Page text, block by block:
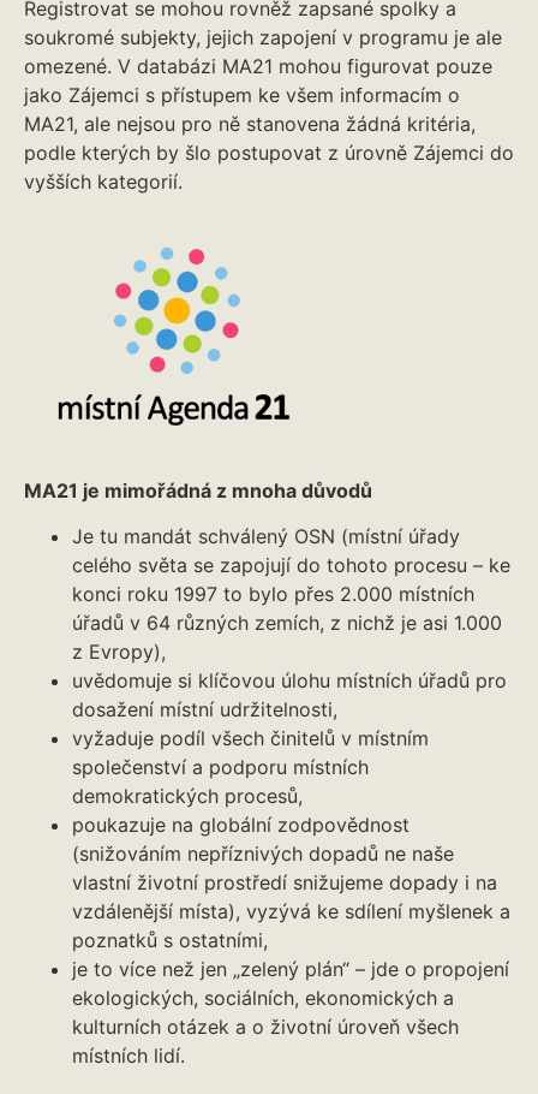
Registrovat se mohou rovněž zapsané spolky a
soukromé subjekty, jejich zapojení v programu je ale
omezené. V databázi MA21 mohou figurovat pouze
jako Zájemci s přístupem ke všem informacím o
MA21, ale nejsou pro ně stanovena žádná kritéria,
podle kterých by šlo postupovat z úrovně Zájemci do
vyšších kategorií.
MA21 je mimořádná z mnoha důvodů
Je tu mandát schválený OSN (místní úřady
celého světa se zapojují do tohoto procesu – ke
konci roku 1997 to bylo přes 2.000 místních
úřadů v 64 různých zemích, z nichž je asi 1.000
z Evropy),
uvědomuje si klíčovou úlohu místních úřadů pro
dosažení místní udržitelnosti,
vyžaduje podíl všech činitelů v místním
společenství a podporu místních
demokratických procesů,
poukazuje na globální zodpovědnost
(snižováním nepříznivých dopadů ne naše
vlastní životní prostředí snižujeme dopady i na
vzdálenější místa), vyzývá ke sdílení myšlenek a
poznatků s ostatními,
je to více než jen „zelený plán“ – jde o propojení
ekologických, sociálních, ekonomických a
kulturních otázek a o životní úroveň všech
místních lidí.